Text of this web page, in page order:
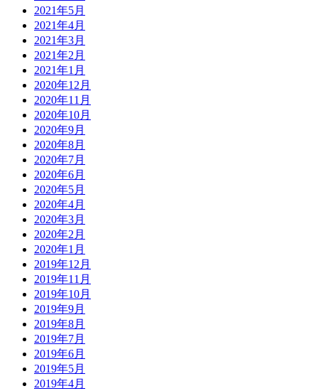
2021年5月
2021年4月
2021年3月
2021年2月
2021年1月
2020年12月
2020年11月
2020年10月
2020年9月
2020年8月
2020年7月
2020年6月
2020年5月
2020年4月
2020年3月
2020年2月
2020年1月
2019年12月
2019年11月
2019年10月
2019年9月
2019年8月
2019年7月
2019年6月
2019年5月
2019年4月